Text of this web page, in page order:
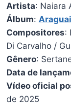
Artista: Naiara
Álbum:
Compositores:
Di Carvalho /
Gênero:
Data de
Vídeo oficial
de 2025